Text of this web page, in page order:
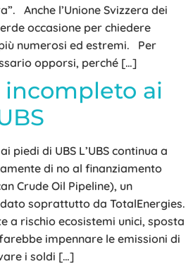
Anche l’Unione Svizzera dei
occasione per chiedere
numerosi ed estremi. Per
opporsi, perché […]
incompleto ai
piedi di UBS L’UBS continua a
di no al finanziamento
Crude Oil Pipeline), un
soprattutto da TotalEnergies.
a rischio ecosistemi unici, sposta
impennare le emissioni di
i soldi […]